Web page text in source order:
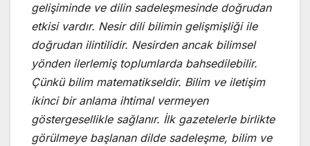
gelişiminde ve dilin sadeleşmesinde doğrudan
etkisi vardır. Nesir dili bilimin gelişmişliği ile
doğrudan ilintilidir. Nesirden ancak bilimsel
yönden ilerlemiş toplumlarda bahsedilebilir.
Çünkü bilim matematikseldir. Bilim ve iletişim
ikinci bir anlama ihtimal vermeyen
göstergesellikle sağlanır. İlk gazetelerle birlikte
görülmeye başlanan dilde sadeleşme, bilim ve